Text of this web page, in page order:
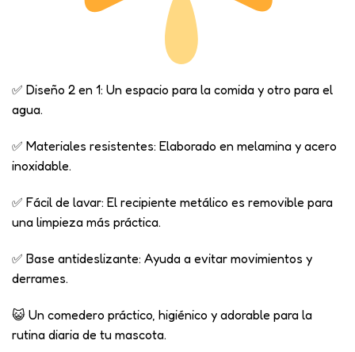
✅ Diseño 2 en 1: Un espacio para la comida y otro para el
agua.
✅ Materiales resistentes: Elaborado en melamina y acero
inoxidable.
✅ Fácil de lavar: El recipiente metálico es removible para
una limpieza más práctica.
✅ Base antideslizante: Ayuda a evitar movimientos y
derrames.
😺 Un comedero práctico, higiénico y adorable para la
rutina diaria de tu mascota.